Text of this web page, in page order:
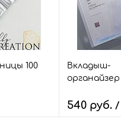
документов / 140 мкн.
100
Вкладыш-
540 руб. /